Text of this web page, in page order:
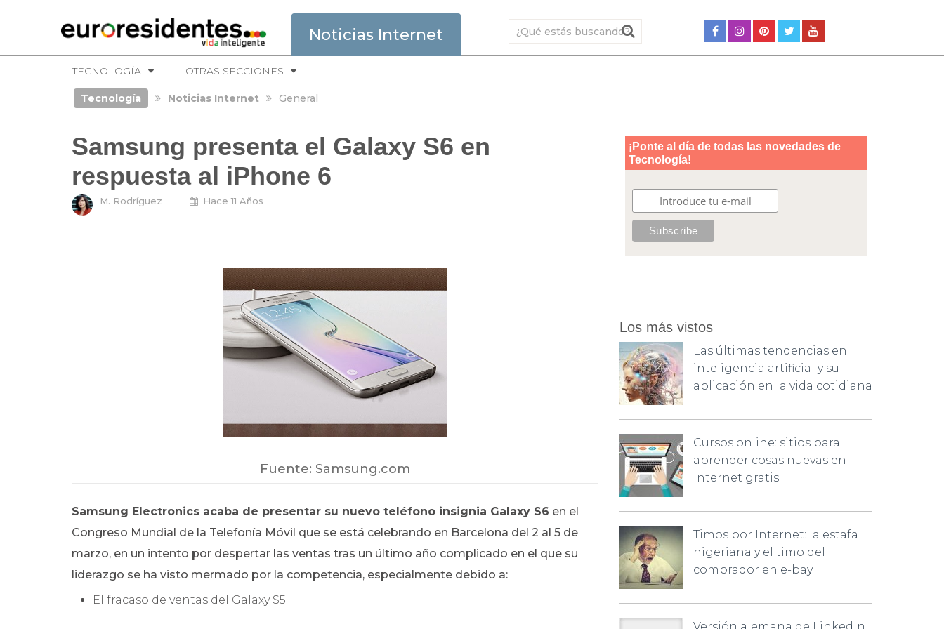
Noticias Internet
TECNOLOGÍA OTRAS SECCIONES
Tecnología Noticias Internet General
Samsung presenta el Galaxy S6 en
respuesta al iPhone 6
M. Rodríguez Hace 11 Años
Fuente: Samsung.com
Samsung Electronics acaba de presentar su nuevo teléfono insignia Galaxy S6 en el
Congreso Mundial de la Telefonía Móvil que se está celebrando en Barcelona del 2 al 5 de
marzo, en un intento por despertar las ventas tras un último año complicado en el que su
liderazgo se ha visto mermado por la competencia, especialmente debido a:
El fracaso de ventas del Galaxy S5.
Los más vistos
Las últimas tendencias en
inteligencia artificial y su
aplicación en la vida cotidiana
Cursos online: sitios para
aprender cosas nuevas en
Internet gratis
Timos por Internet: la estafa
nigeriana y el timo del
comprador en e-bay